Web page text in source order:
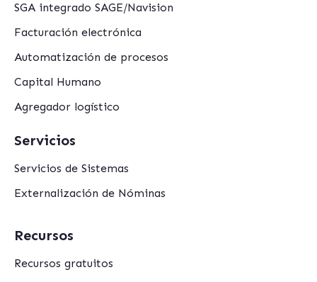
SGA integrado SAGE/Navision
Facturación electrónica
Automatización de procesos
Capital Humano
Agregador logístico
Servicios
Servicios de Sistemas
Externalización de Nóminas
Recursos
Recursos gratuitos